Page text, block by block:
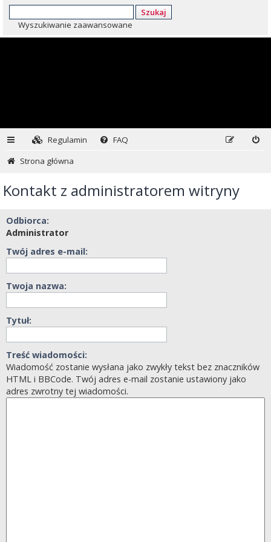
Szukaj
Wyszukiwanie zaawansowane
Regulamin
FAQ
Strona główna
Kontakt z administratorem witryny
Odbiorca:
Administrator
Twój adres e-mail:
Twoja nazwa:
Tytuł:
Treść wiadomości:
Wiadomość zostanie wysłana jako zwykły tekst bez znaczników
HTML i BBCode. Twój adres e-mail zostanie ustawiony jako
adres zwrotny tej wiadomości.